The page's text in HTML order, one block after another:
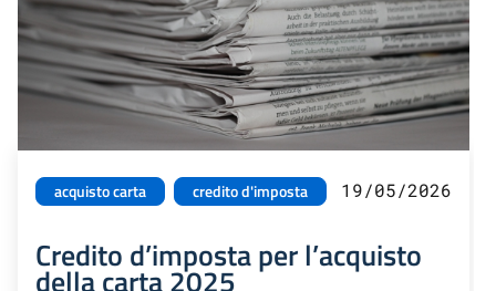
acquisto carta credito d'imposta 19/05/2026
Credito d’imposta per l’acquisto
della carta 2025